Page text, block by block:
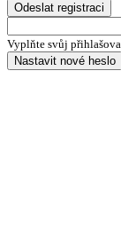
Odeslat registraci
Vyplňte svůj
Nastavit nové heslo